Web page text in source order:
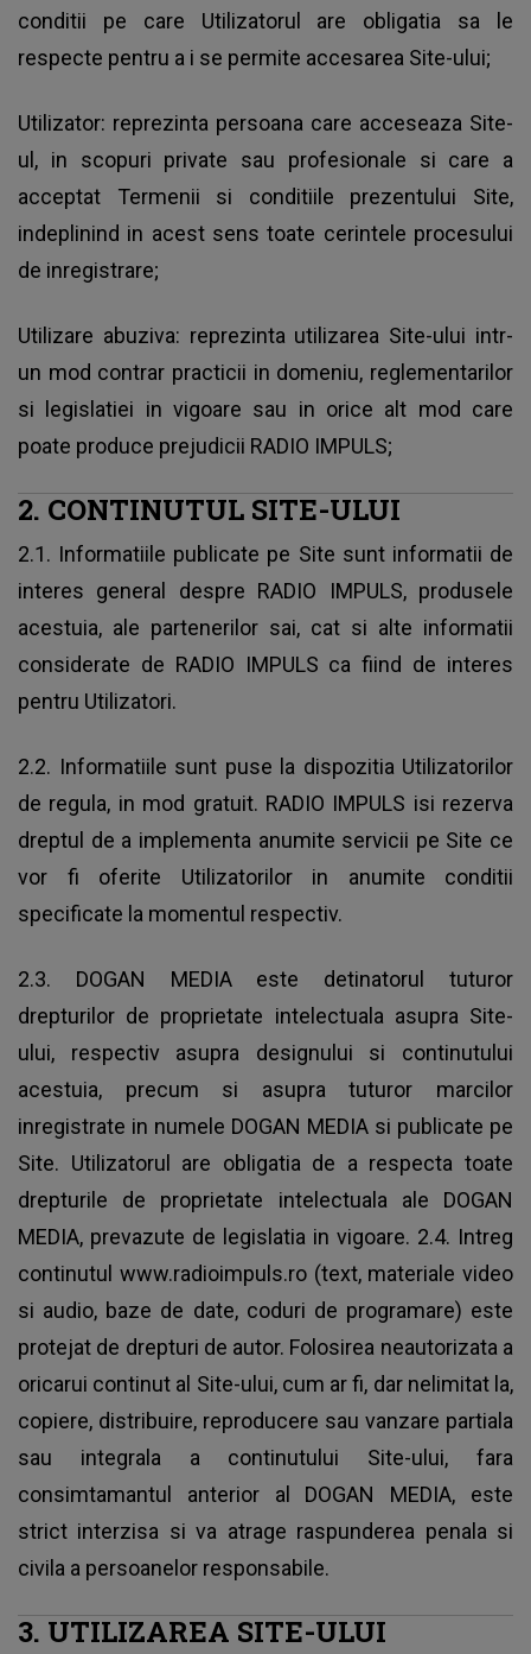
conditii pe care Utilizatorul are obligatia sa le
respecte pentru a i se permite accesarea Site-ului;
Utilizator: reprezinta persoana care acceseaza Site-
ul, in scopuri private sau profesionale si care a
acceptat Termenii si conditiile prezentului Site,
indeplinind in acest sens toate cerintele procesului
de inregistrare;
Utilizare abuziva: reprezinta utilizarea Site-ului intr-
un mod contrar practicii in domeniu, reglementarilor
si legislatiei in vigoare sau in orice alt mod care
poate produce prejudicii RADIO IMPULS;
2. CONTINUTUL SITE-ULUI
2.1. Informatiile publicate pe Site sunt informatii de
interes general despre RADIO IMPULS, produsele
acestuia, ale partenerilor sai, cat si alte informatii
considerate de RADIO IMPULS ca fiind de interes
pentru Utilizatori.
2.2. Informatiile sunt puse la dispozitia Utilizatorilor
de regula, in mod gratuit. RADIO IMPULS isi rezerva
dreptul de a implementa anumite servicii pe Site ce
vor fi oferite Utilizatorilor in anumite conditii
specificate la momentul respectiv.
2.3. DOGAN MEDIA este detinatorul tuturor
drepturilor de proprietate intelectuala asupra Site-
ului, respectiv asupra designului si continutului
acestuia, precum si asupra tuturor marcilor
inregistrate in numele DOGAN MEDIA si publicate pe
Site. Utilizatorul are obligatia de a respecta toate
drepturile de proprietate intelectuala ale DOGAN
MEDIA, prevazute de legislatia in vigoare. 2.4. Intreg
continutul www.radioimpuls.ro (text, materiale video
si audio, baze de date, coduri de programare) este
protejat de drepturi de autor. Folosirea neautorizata a
oricarui continut al Site-ului, cum ar fi, dar nelimitat la,
copiere, distribuire, reproducere sau vanzare partiala
sau integrala a continutului Site-ului, fara
consimtamantul anterior al DOGAN MEDIA, este
strict interzisa si va atrage raspunderea penala si
civila a persoanelor responsabile.
3. UTILIZAREA SITE-ULUI